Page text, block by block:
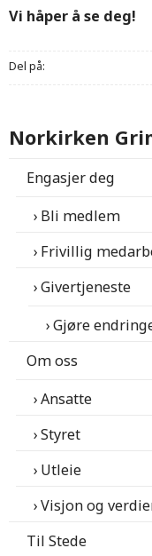
Vi håper å se deg!
Del på:
Norkirken
Engasjer deg
Bli medlem
Frivillig
Givertjeneste
Gjøre
Om oss
Ansatte
Styret
Utleie
Visjon og
Til Stede